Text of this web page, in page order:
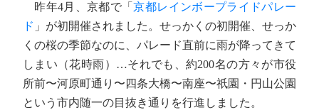
昨年4月、京都で「京都レインボープライドパレー
ド 」が初開催されました。せっかくの初開催、せっか
くの桜の季節なのに、パレード直前に雨が降ってきて
しまい（花時雨）…それでも、約200名の方々が市役
所前〜河原町通り〜四条大橋〜南座〜祇園・円山公園
という市内随一の目抜き通りを行進しました。